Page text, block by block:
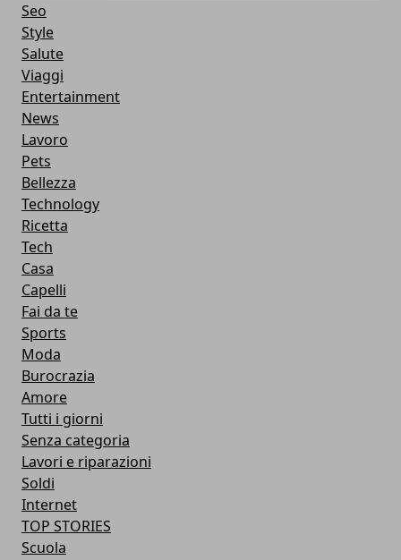
Seo
Style
Salute
Viaggi
Entertainment
News
Lavoro
Pets
Bellezza
Technology
Ricetta
Tech
Casa
Capelli
Fai da te
Sports
Moda
Burocrazia
Amore
Tutti i giorni
Senza categoria
Lavori e riparazioni
Soldi
Internet
TOP STORIES
Scuola